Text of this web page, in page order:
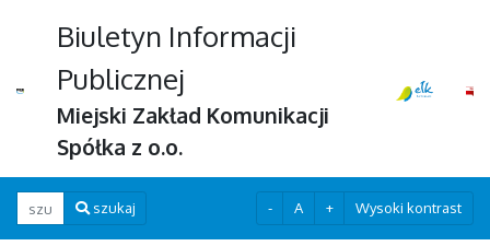
Biuletyn Informacji
Publicznej
Miejski Zakład Komunikacji
Spółka z o.o.
Wpisz szukaną frazę
szukaj - A + Wysoki kontrast